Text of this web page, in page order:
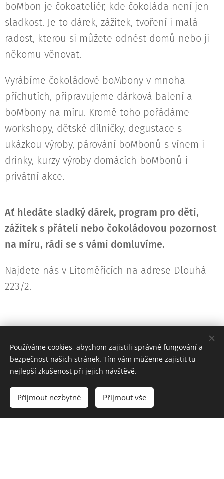
boMbon je čokoateliér, kde čokoláda není jen
sladkost. Je to dárek, zážitek, tvoření i malá
radost, kterou si můžete odnést domů nebo ji
někomu věnovat.
Vyrábíme čokoládové boMbony v mnoha
příchutích, připravujeme dárková balení a
boMbony na míru. Kromě toho pořádáme
workshopy, dětské dílničky, degustace s
ukázkou výroby, párování boMbonů s vínem i
drinky, kurzy výroby domácích boMbonů i
privátní akce.
Ať hledáte sladký dárek, program pro děti,
zážitek s přáteli nebo čokoládovou pozornost
na míru, rádi se s vámi domluvíme.
Najdete nás v Litoměřicích na adrese Dlouhá
223/2.
Používáme cookies, abychom zajistili správné fungování a
bezpečnost našich stránek. Tím vám můžeme zajistit tu
nejlepší zkušenost při jejich návštěvě.
Přijmout nezbytné Přijmout vše